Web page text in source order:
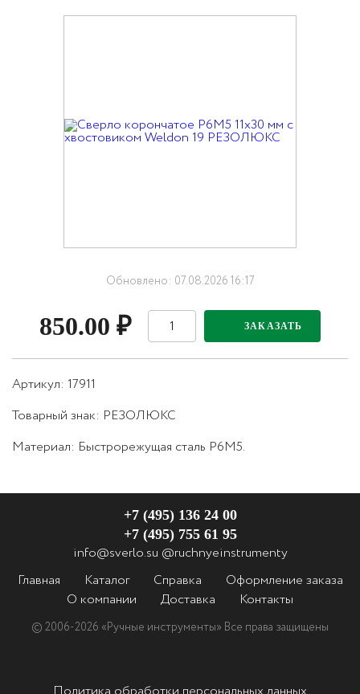
Обновлено: 07.08.2026 16:17
850.00 ₽ ЗАКАЗАТЬ
Артикул: 17911
Товарный знак: РЕЗОЛЮКС
Материал: Быстрорежущая сталь Р6М5.
© 2006-2026 «Ручные инструменты» Все права защищены
Главная Каталог Справка
Оформление заказа
О компании
Доставка Контакты
+7 (495) 136 24 00
+7 (495) 755 61 95
info@sverlo.su @ruchnyeinstrumenty